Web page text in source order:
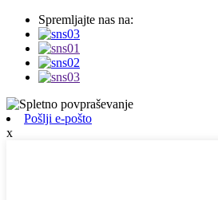
Spremljajte nas na:
Pošlji e-pošto
x